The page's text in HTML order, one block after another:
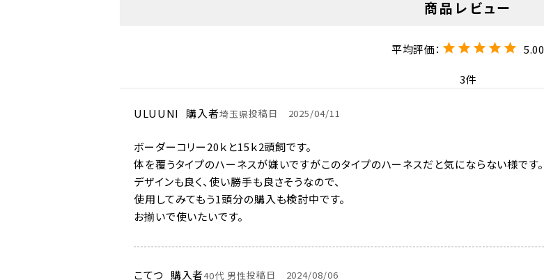
5.00
3
ULUUNI 購入者埼玉県投稿日 2025/04/11
ボーダーコリー20ｋと15ｋ2頭飼です。
体を覆うタイプのハーネスが嫌いですがこのタイプのハーネスだと気にならない様です。
デザインも良く、使い勝手も良さそうなので、
使用してみてもう1頭分の購入も検討中です。
お揃いで使いたいです。
こてつ 購入者40代 男性投稿日 2024/08/06